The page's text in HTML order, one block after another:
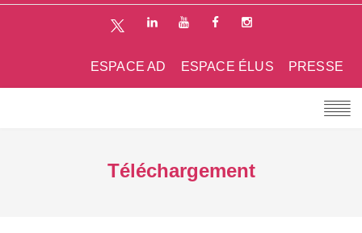
PRESSE
ESPACE ÉLUS
ESPACE AD
Téléchargement